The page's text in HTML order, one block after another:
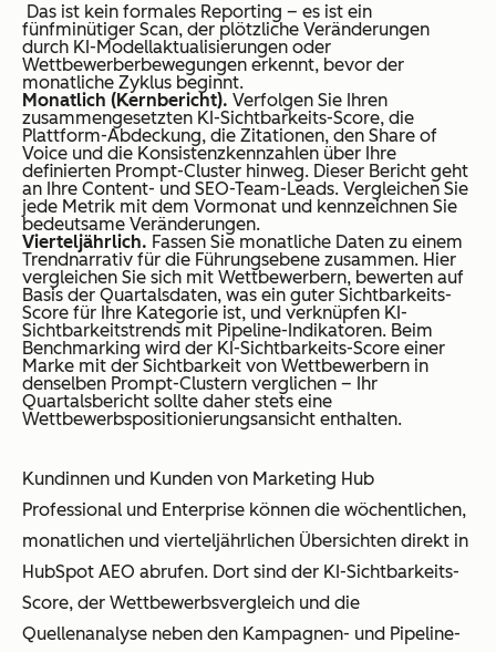
Das ist kein formales Reporting – es ist ein
fünfminütiger Scan, der plötzliche Veränderungen
durch KI-Modellaktualisierungen oder
Wettbewerberbewegungen erkennt, bevor der
monatliche Zyklus beginnt.
Monatlich (Kernbericht). Verfolgen Sie Ihren
zusammengesetzten KI-Sichtbarkeits-Score, die
Plattform-Abdeckung, die Zitationen, den Share of
Voice und die Konsistenzkennzahlen über Ihre
definierten Prompt-Cluster hinweg. Dieser Bericht geht
an Ihre Content- und SEO-Team-Leads. Vergleichen Sie
jede Metrik mit dem Vormonat und kennzeichnen Sie
bedeutsame Veränderungen.
Vierteljährlich. Fassen Sie monatliche Daten zu einem
Trendnarrativ für die Führungsebene zusammen. Hier
vergleichen Sie sich mit Wettbewerbern, bewerten auf
Basis der Quartalsdaten, was ein guter Sichtbarkeits-
Score für Ihre Kategorie ist, und verknüpfen KI-
Sichtbarkeitstrends mit Pipeline-Indikatoren. Beim
Benchmarking wird der KI-Sichtbarkeits-Score einer
Marke mit der Sichtbarkeit von Wettbewerbern in
denselben Prompt-Clustern verglichen – Ihr
Quartalsbericht sollte daher stets eine
Wettbewerbspositionierungsansicht enthalten.
Kundinnen und Kunden von Marketing Hub
Professional und Enterprise können die wöchentlichen,
monatlichen und vierteljährlichen Übersichten direkt in
HubSpot AEO abrufen. Dort sind der KI-Sichtbarkeits-
Score, der Wettbewerbsvergleich und die
Quellenanalyse neben den Kampagnen- und Pipeline-